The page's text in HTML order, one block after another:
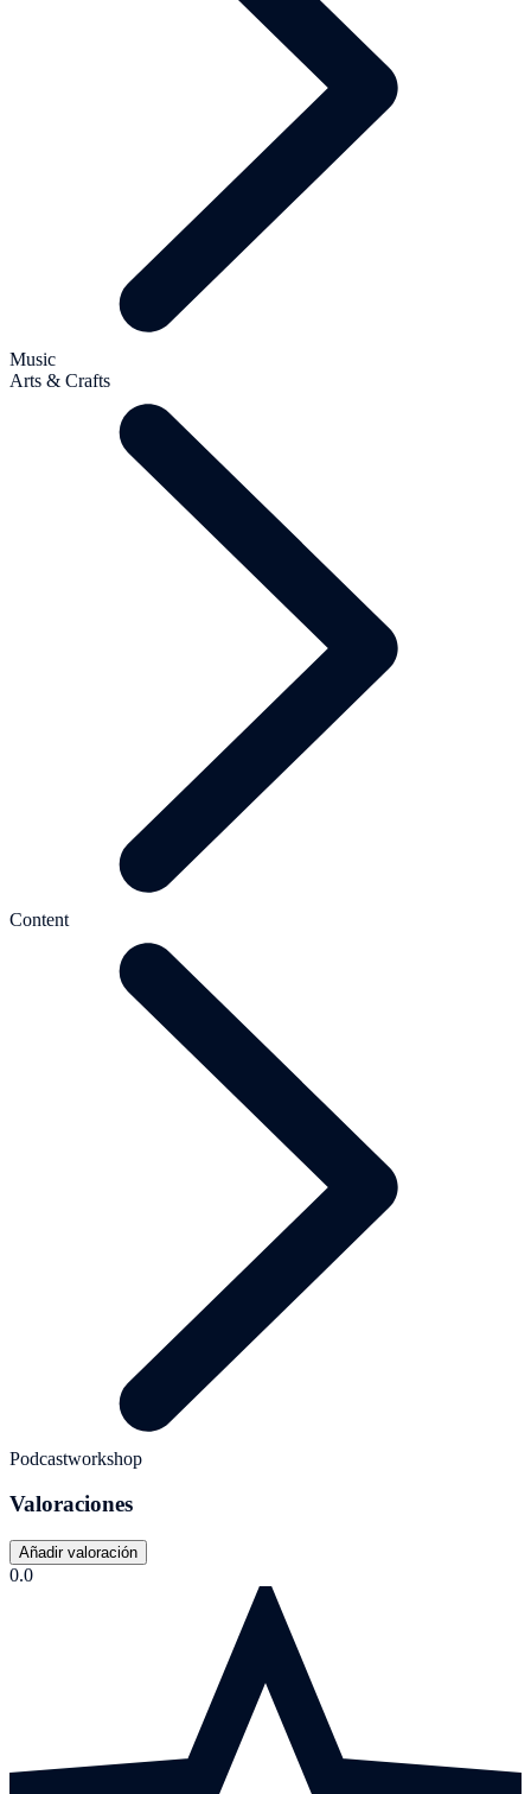
Music
Arts & Crafts
Content
Podcastworkshop
Valoraciones
Añadir valoración
0.0